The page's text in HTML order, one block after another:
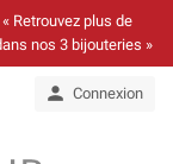
Retrouvez plus de
nos 3 bijouteries »
 Connexion